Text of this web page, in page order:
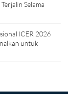
Selama
ICER 2026
untuk